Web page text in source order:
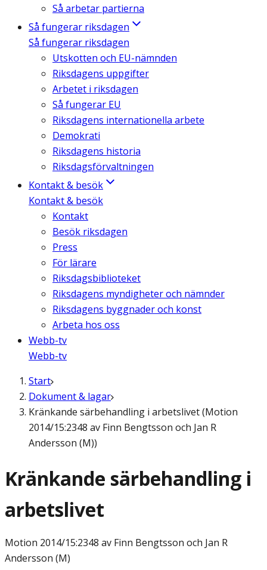
Så arbetar partierna
Så fungerar riksdagen
Så fungerar riksdagen
Utskotten och EU-nämnden
Riksdagens uppgifter
Arbetet i riksdagen
Så fungerar EU
Riksdagens internationella arbete
Demokrati
Riksdagens historia
Riksdagsförvaltningen
Kontakt & besök
Kontakt & besök
Kontakt
Besök riksdagen
Press
För lärare
Riksdagsbiblioteket
Riksdagens myndigheter och nämnder
Riksdagens byggnader och konst
Arbeta hos oss
Webb-tv
Webb-tv
Start
Dokument & lagar
Kränkande särbehandling i arbetslivet (Motion
2014/15:2348 av Finn Bengtsson och Jan R
Andersson (M))
Kränkande särbehandling i
arbetslivet
Motion 2014/15:2348 av Finn Bengtsson och Jan R
Andersson (M)